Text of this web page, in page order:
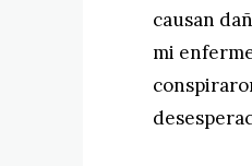
causan
mi